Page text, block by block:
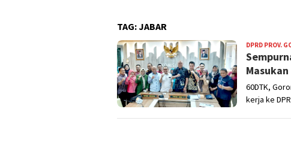
TAG:JABAR
DPRD PROV.
60DTK,
kerja ke